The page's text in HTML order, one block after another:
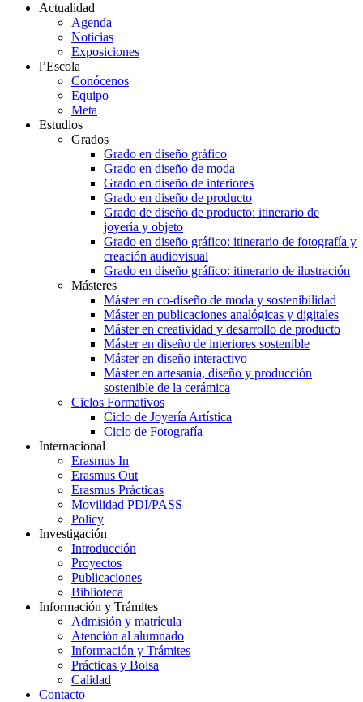
Actualidad
Agenda
Noticias
Exposiciones
l’Escola
Conócenos
Equipo
Meta
Estudios
Grados
Grado en diseño gráfico
Grado en diseño de moda
Grado en diseño de interiores
Grado en diseño de producto
Grado de diseño de producto: itinerario de
joyería y objeto
Grado en diseño gráfico: itinerario de fotografía y
creación audiovisual
Grado en diseño gráfico: itinerario de ilustración
Másteres
Máster en co-diseño de moda y sostenibilidad
Máster en publicaciones analógicas y digitales
Máster en creatividad y desarrollo de producto
Máster en diseño de interiores sostenible
Máster en diseño interactivo
Máster en artesanía, diseño y producción
sostenible de la cerámica
Ciclos Formativos
Ciclo de Joyería Artística
Ciclo de Fotografía
Internacional
Erasmus In
Erasmus Out
Erasmus Prácticas
Movilidad PDI/PASS
Policy
Investigación
Introducción
Proyectos
Publicaciones
Biblioteca
Información y Trámites
Admisión y matrícula
Atención al alumnado
Información y Trámites
Prácticas y Bolsa
Calidad
Contacto